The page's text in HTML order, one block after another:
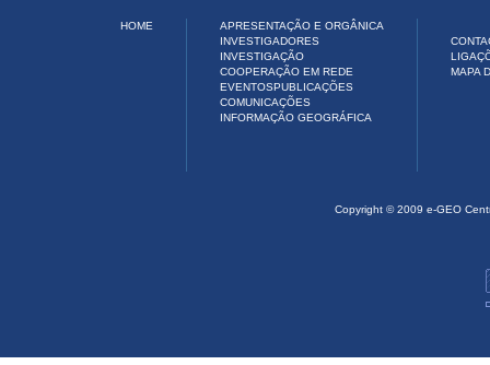
HOME
APRESENTAÇÃO E ORGÂNICA
INVESTIGADORES
INVESTIGAÇÃO
COOPERAÇÃO EM REDE
EVENTOSPUBLICAÇÕES
COMUNICAÇÕES
INFORMAÇÃO GEOGRÁFICA
MAPA
Copyright © 2009 e-GEO